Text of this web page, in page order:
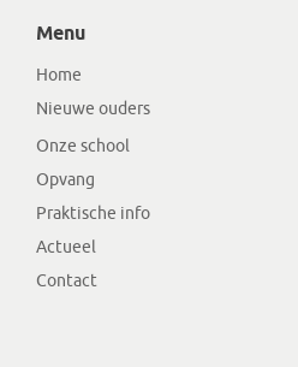
Menu
Home
Nieuwe ouders
Onze school
Opvang
Praktische info
Actueel
Contact